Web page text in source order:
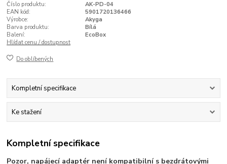
Číslo produktu:
AK-PD-04
EAN kód:
5901720136466
Výrobce:
Akyga
Barva produktu:
Bílá
Balení:
EcoBox
Hlídat cenu / dostupnost
Do oblíbených
Kompletní specifikace
Ke stažení
Kompletní specifikace
Pozor, napájecí adaptér není kompatibilní s bezdrátovými